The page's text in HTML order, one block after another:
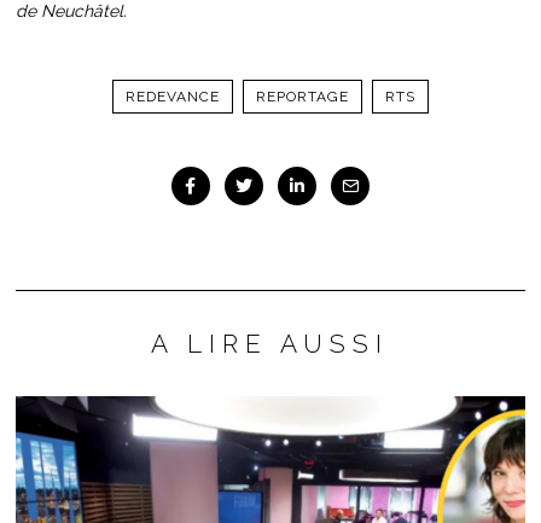
de Neuchâtel.
REDEVANCE REPORTAGE RTS
A LIRE AUSSI